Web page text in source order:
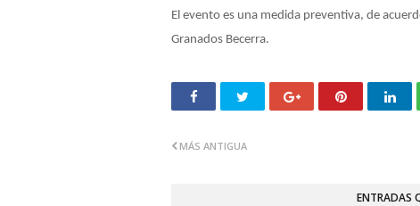
El evento es una medida preventiva, de
Granados Becerra.
MÁS ANTIGUA
ENTRADAS